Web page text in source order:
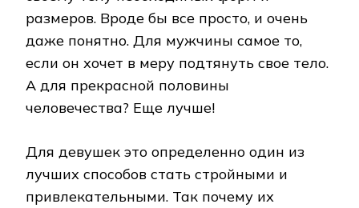
размеров. Вроде бы все просто, и очень
даже понятно. Для мужчины самое то,
если он хочет в меру подтянуть свое тело.
А для прекрасной половины
человечества? Еще лучше!
Для девушек это определенно один из
лучших способов стать стройными и
привлекательными. Так почему их